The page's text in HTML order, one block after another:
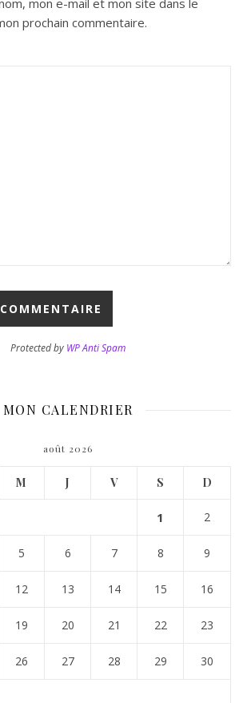
mon e-mail et mon site dans le
prochain commentaire.
Protected by WP Anti Spam
MON CALENDRIER
août 2026
M J V S D
1 2
5 6 7 8 9
12 13 14 15 16
19 20 21 22 23
26 27 28 29 30